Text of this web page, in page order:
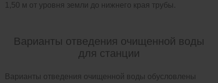
1,50 м от уровня земли до нижнего края трубы.
Варианты отведения очищенной воды
для станции
Варианты отведения очищенной воды обусловлены